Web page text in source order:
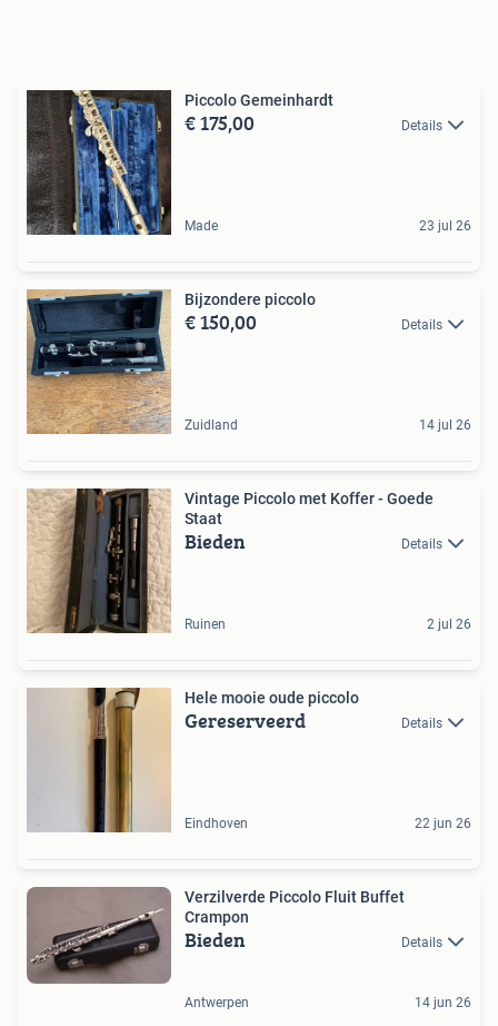
Piccolo Gemeinhardt
€ 175,00 Details
Made 23 jul 26
Bijzondere piccolo
€ 150,00 Details
Zuidland 14 jul 26
Vintage Piccolo met Koffer - Goede
Staat
Bieden Details
Ruinen 2 jul 26
Hele mooie oude piccolo
Gereserveerd Details
Eindhoven 22 jun 26
Verzilverde Piccolo Fluit Buffet
Crampon
Bieden Details
Antwerpen 14 jun 26